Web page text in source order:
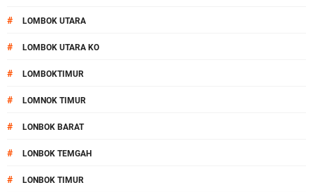
# LOMBOK UTARA
# LOMBOK UTARA KO
# LOMBOKTIMUR
# LOMNOK TIMUR
# LONBOK BARAT
# LONBOK TEMGAH
# LONBOK TIMUR